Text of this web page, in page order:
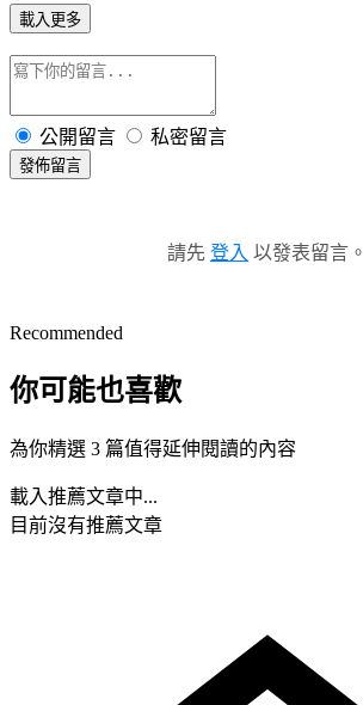
載入更多
公開留言 私密留言
發佈留言
請先 登入 以發表留言。
Recommended
你可能也喜歡
為你精選 3 篇值得延伸閱讀的內容
載入推薦文章中...
目前沒有推薦文章